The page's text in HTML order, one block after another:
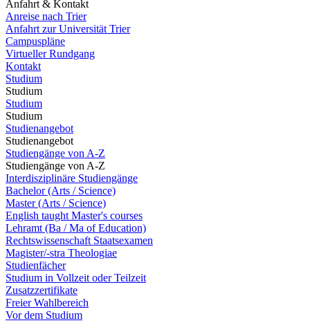
Anfahrt & Kontakt
Anreise nach Trier
Anfahrt zur Universität Trier
Campuspläne
Virtueller Rundgang
Kontakt
Studium
Studium
Studium
Studium
Studienangebot
Studienangebot
Studiengänge von A-Z
Studiengänge von A-Z
Interdisziplinäre Studiengänge
Bachelor (Arts / Science)
Master (Arts / Science)
English taught Master's courses
Lehramt (Ba / Ma of Education)
Rechtswissenschaft Staatsexamen
Magister/-stra Theologiae
Studienfächer
Studium in Vollzeit oder Teilzeit
Zusatzzertifikate
Freier Wahlbereich
Vor dem Studium